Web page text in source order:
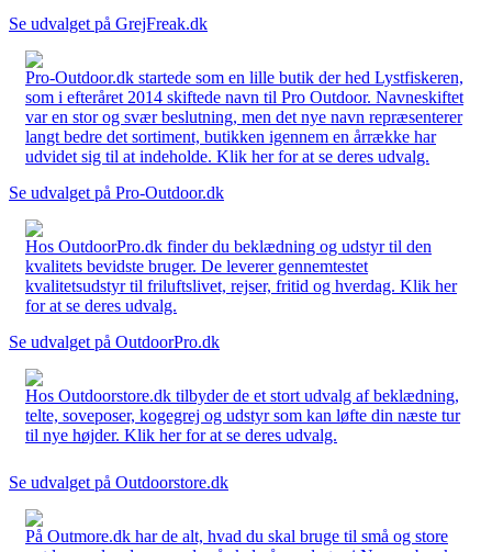
Se udvalget på GrejFreak.dk
Pro-Outdoor.dk startede som en lille butik der hed Lystfiskeren,
som i efteråret 2014 skiftede navn til Pro Outdoor. Navneskiftet
var en stor og svær beslutning, men det nye navn repræsenterer
langt bedre det sortiment, butikken igennem en årrække har
udvidet sig til at indeholde. Klik her for at se deres udvalg.
Se udvalget på Pro-Outdoor.dk
Hos OutdoorPro.dk finder du beklædning og udstyr til den
kvalitets bevidste bruger. De leverer gennemtestet
kvalitetsudstyr til friluftslivet, rejser, fritid og hverdag. Klik her
for at se deres udvalg.
Se udvalget på OutdoorPro.dk
Hos Outdoorstore.dk tilbyder de et stort udvalg af beklædning,
telte, soveposer, kogegrej og udstyr som kan løfte din næste tur
til nye højder. Klik her for at se deres udvalg.
Se udvalget på Outdoorstore.dk
På Outmore.dk har de alt, hvad du skal bruge til små og store